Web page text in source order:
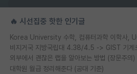
🔥 시선집중 핫한 인기글
외부에서 괜찮은 랩을 알아보는 방법 (장문주의)
대학원 월급 정리해준다 (공대 기준)